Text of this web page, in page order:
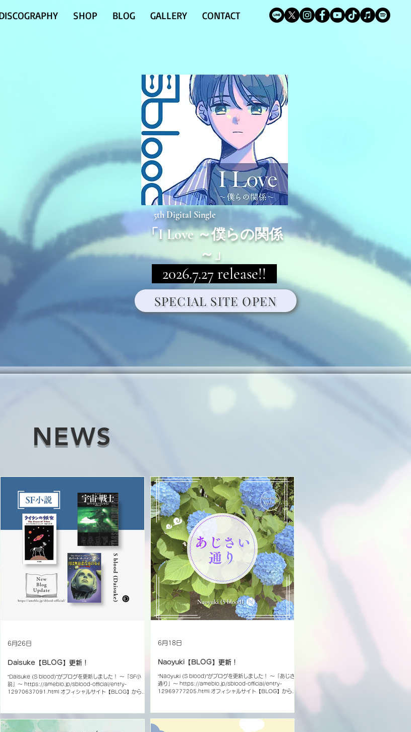
SHOP BLOG GALLERY CONTACT
「I Love ～僕らの関係
～」
2026.7.27 release!!
5th Digital Single
SPECIAL SITE OPEN
NEWS
Daisuke【BLOG】更新！
“Daisuke (S blood)”がブログを更新しました！ 〜「SF小
説」〜 https://ameblo.jp/sblood-official/entry-
12970637091.html オフィシャルサイト【BLOG】からご
LINE(@457khpks)でID検索 BLOG
6月26日
Naoyuki【BLOG】更新！
“Naoyuki (S blood)”がブログを更新しました！ 〜「あじさい
通り」〜 https://ameblo.jp/sblood-official/entry-
12969777205.html オフィシャルサイト【BLOG】からご
LINE(@457khpks)でID検索 BLOG
6月18日